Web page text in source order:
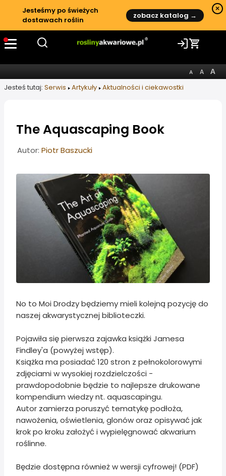
Jesteśmy po świeżych
dostawach roślin
zobacz katalog →
×
Jesteś tutaj: Serwis Artykuły Aktualności i ciekawostki
The Aquascaping Book
Informacje o artykule
Autor: Piotr Baszucki
No to Moi Drodzy będziemy mieli kolejną pozycję do
naszej akwarystycznej biblioteczki.
Pojawiła się pierwsza zajawka książki Jamesa
Findley'a (powyżej wstęp).
Książka ma posiadać 120 stron z pełnokolorowymi
zdjęciami w wysokiej rozdzielczości -
prawdopodobnie będzie to najlepsze drukowane
kompendium wiedzy nt. aquascapingu.
Autor zamierza poruszyć tematykę podłoża,
nawożenia, oświetlenia, glonów oraz opisywać jak
krok po kroku założyć i wypielęgnować akwarium
roślinne.
Będzie dostępna również w wersji cyfrowej! (PDF)